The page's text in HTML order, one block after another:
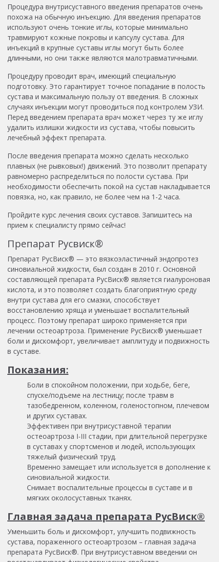
Процедура внутрисуставного введения препаратов очень
похожа на обычную инъекцию. Для введения препаратов
используют очень тонкие иглы, которые минимально
травмируют кожные покровы и капсулу сустава. Для
инъекций в крупные суставы иглы могут быть более
длинными, но они также являются малотравматичными.
Процедуру проводит врач, имеющий специальную
подготовку. Это гарантирует точное попадание в полость
сустава и максимальную пользу от введения. В сложных
случаях инъекции могут проводиться под контролем УЗИ.
Перед введением препарата врач может через ту же иглу
удалить излишки жидкости из сустава, чтобы повысить
лечебный эффект препарата.
После введения препарата можно сделать несколько
плавных (не рывковых!) движений. Это позволит препарату
равномерно распределиться по полости сустава. При
необходимости обеспечить покой на сустав накладывается
повязка, но, как правило, не более чем на 1-2 часа.
Пройдите курс лечения своих суставов. Запишитесь на
прием к специалисту прямо сейчас!
Препарат Русвиск®
Препарат РусВиск® — это вязкоэластичный эндопротез
синовиальной жидкости, был создан в 2010 г. Основной
составляющей препарата РусВиск® является гиалуроновая
кислота, и это позволяет создать благоприятную среду
внутри сустава для его смазки, способствует
восстановлению хряща и уменьшает воспалительный
процесс. Поэтому препарат широко применяется при
лечении остеоартроза. Применение РусВиск® уменьшает
боли и дискомфорт, увеличивает амплитуду и подвижность
в суставе.
Показания:
Боли в спокойном положении, при ходьбе, беге,
спуске/подъеме на лестницу; после травм в
тазобедренном, коленном, голеностопном, плечевом
и других суставах.
Эффективен при внутрисуставной терапии
остеоартроза I-III стадии, при длительной перегрузке
в суставах у спортсменов и людей, использующих
тяжелый физический труд.
Временно замещает или используется в дополнение к
синовиальной жидкости.
Снимает воспалительные процессы в суставе и в
мягких околосуставных тканях.
Главная задача препарата РусВиск®
Уменьшить боль и дискомфорт, улучшить подвижность
сустава, пораженного остеоартрозом – главная задача
препарата РусВиск®. При внутрисуставном введении он